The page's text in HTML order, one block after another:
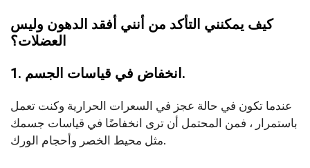
كيف يمكنني التأكد من أنني أفقد الدهون وليس
العضلات؟
1. انخفاض في قياسات الجسم.
عندما تكون في حالة عجز في السعرات الحرارية وكنت تعمل
باستمرار ، فمن المحتمل أن ترى انخفاضًا في قياسات جسمك
مثل محيط الخصر وأحجام الورك.